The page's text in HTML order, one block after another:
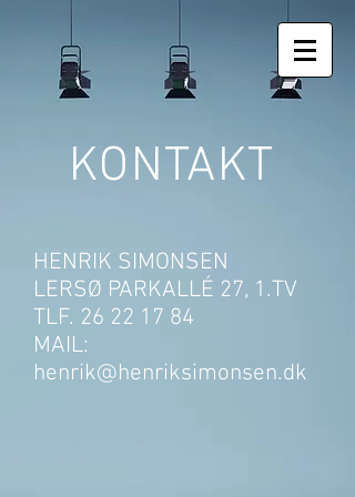
KONTAKT
HENRIK SIMONSEN
LERSØ PARKALLÉ 27, 1.TV
TLF. 26 22 17 84
MAIL:
henrik@henriksimonsen.dk